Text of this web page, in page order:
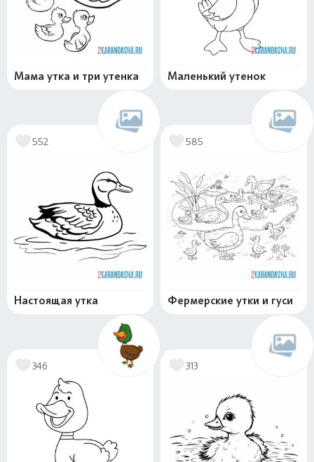
Мама утка и три утенка Маленький утенок
552
Настоящая утка
585
Фермерские утки и гуси
346 313